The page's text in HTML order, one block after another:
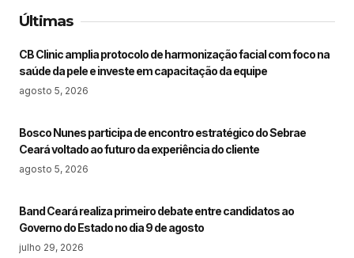
Últimas
CB Clinic amplia protocolo de harmonização facial com foco na
saúde da pele e investe em capacitação da equipe
agosto 5, 2026
Bosco Nunes participa de encontro estratégico do Sebrae
Ceará voltado ao futuro da experiência do cliente
agosto 5, 2026
Band Ceará realiza primeiro debate entre candidatos ao
Governo do Estado no dia 9 de agosto
julho 29, 2026